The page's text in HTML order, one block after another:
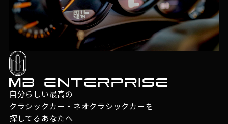
自分らしい最高の
クラシックカー・ネオクラシックカーを
探してるあなたへ